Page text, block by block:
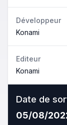
Développeur
Konami
Editeur
Konami
Date de
05/08/